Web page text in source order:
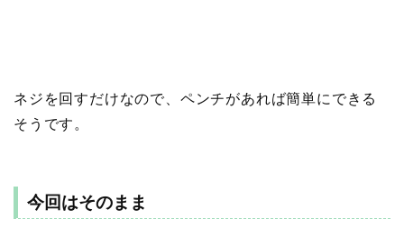
ネジを回すだけなので、ペンチがあれば簡単にできる
そうです。
今回はそのまま